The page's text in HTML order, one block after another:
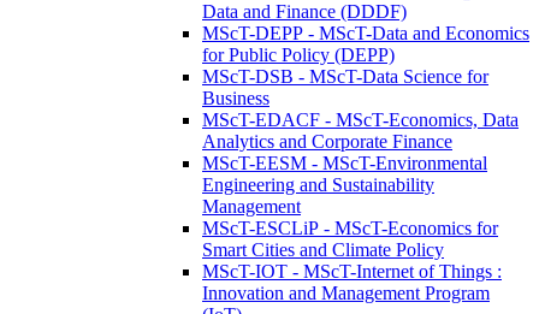
Data and Finance (DDDF)
MScT-DEPP - MScT-Data and Economics
for Public Policy (DEPP)
MScT-DSB - MScT-Data Science for
Business
MScT-EDACF - MScT-Economics, Data
Analytics and Corporate Finance
MScT-EESM - MScT-Environmental
Engineering and Sustainability
Management
MScT-ESCLiP - MScT-Economics for
Smart Cities and Climate Policy
MScT-IOT - MScT-Internet of Things :
Innovation and Management Program